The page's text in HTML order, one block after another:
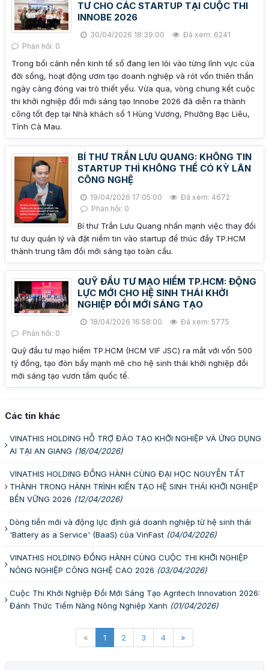
TƯ CHO CÁC STARTUP TẠI CUỘC THI
INNOBE 2026
30/04/2026 18:39:00
Đã xem: 6241
Phản hồi: 0
Trong bối cảnh nền kinh tế số đang len lỏi vào từng lĩnh vực của
đời sống, hoạt động ươm tạo doanh nghiệp và rót vốn thiên thần
ngày càng đóng vai trò thiết yếu. Vừa qua, vòng chung kết cuộc
thi khởi nghiệp đổi mới sáng tạo Innobe 2026 đã diễn ra thành
công tốt đẹp tại Nhà khách số 1 Hùng Vương, Phường Bạc Liêu,
Tỉnh Cà Mau.
BÍ THƯ TRẦN LƯU QUANG: KHÔNG TIN
STARTUP THÌ KHÔNG THỂ CÓ KỲ LÂN
CÔNG NGHỆ
19/04/2026 17:05:00
Đã xem: 4672
Phản hồi: 0
Bí thư Trần Lưu Quang nhấn mạnh việc thay đổi
tư duy quản lý và đặt niềm tin vào startup để thúc đẩy TP.HCM
thành trung tâm đổi mới sáng tạo toàn cầu.
QUỸ ĐẦU TƯ MẠO HIỂM TP.HCM: ĐỘNG
LỰC MỚI CHO HỆ SINH THÁI KHỞI
NGHIỆP ĐỔI MỚI SÁNG TẠO
18/04/2026 16:58:00
Đã xem: 5775
Phản hồi: 0
Quỹ đầu tư mạo hiểm TP.HCM (HCM VIF JSC) ra mắt với vốn 500
tỷ đồng, tạo đòn bẩy mạnh mẽ cho hệ sinh thái khởi nghiệp đổi
mới sáng tạo vươn tầm quốc tế.
Các tin khác
VINATHIS HOLDING HỖ TRỢ ĐÀO TẠO KHỞI NGHIỆP VÀ ỨNG DỤNG
AI TẠI AN GIANG (16/04/2026)
VINATHIS HOLDING ĐỒNG HÀNH CÙNG ĐẠI HỌC NGUYỄN TẤT
THÀNH TRONG HÀNH TRÌNH KIẾN TẠO HỆ SINH THÁI KHỞI NGHIỆP
BỀN VỮNG 2026 (12/04/2026)
Dòng tiền mới và động lực định giá doanh nghiệp từ hệ sinh thái
'Battery as a Service' (BaaS) của VinFast (04/04/2026)
VINATHIS HOLDING ĐỒNG HÀNH CÙNG CUỘC THI KHỞI NGHIỆP
NÔNG NGHIỆP CÔNG NGHỆ CAO 2026 (03/04/2026)
Cuộc Thi Khởi Nghiệp Đổi Mới Sáng Tạo Agritech Innovation 2026:
Đánh Thức Tiềm Năng Nông Nghiệp Xanh (01/04/2026)
« 1 2 3 4 »